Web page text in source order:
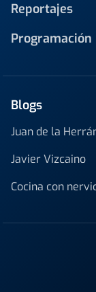
Reportajes
Programación
Blogs
Juan de la
Javier Vizcaino
Cocina con